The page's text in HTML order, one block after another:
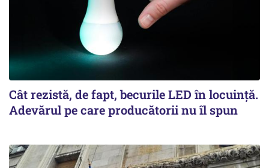
Cât rezistă, de fapt, becurile LED în locuință.
Adevărul pe care producătorii nu îl spun